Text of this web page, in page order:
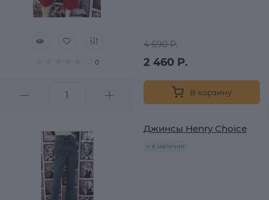
0
4 690 Р.
2 460 Р.
В корзину
Джинсы Henry Choice
в наличии